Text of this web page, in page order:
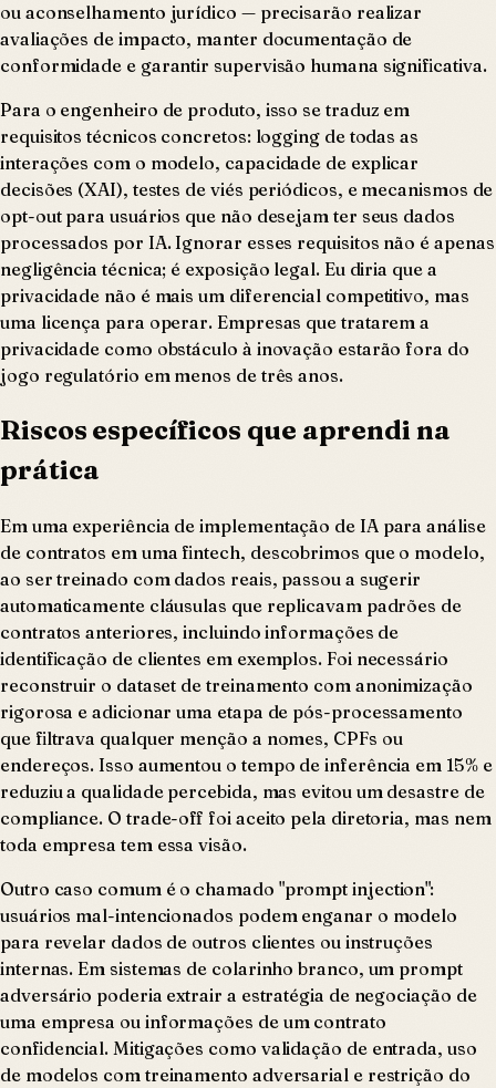
ou aconselhamento jurídico — precisarão realizar
avaliações de impacto, manter documentação de
conformidade e garantir supervisão humana significativa.
Para o engenheiro de produto, isso se traduz em
requisitos técnicos concretos: logging de todas as
interações com o modelo, capacidade de explicar
decisões (XAI), testes de viés periódicos, e mecanismos de
opt-out para usuários que não desejam ter seus dados
processados por IA. Ignorar esses requisitos não é apenas
negligência técnica; é exposição legal. Eu diria que a
privacidade não é mais um diferencial competitivo, mas
uma licença para operar. Empresas que tratarem a
privacidade como obstáculo à inovação estarão fora do
jogo regulatório em menos de três anos.
Riscos específicos que aprendi na
prática
Em uma experiência de implementação de IA para análise
de contratos em uma fintech, descobrimos que o modelo,
ao ser treinado com dados reais, passou a sugerir
automaticamente cláusulas que replicavam padrões de
contratos anteriores, incluindo informações de
identificação de clientes em exemplos. Foi necessário
reconstruir o dataset de treinamento com anonimização
rigorosa e adicionar uma etapa de pós-processamento
que filtrava qualquer menção a nomes, CPFs ou
endereços. Isso aumentou o tempo de inferência em 15% e
reduziu a qualidade percebida, mas evitou um desastre de
compliance. O trade-off foi aceito pela diretoria, mas nem
toda empresa tem essa visão.
Outro caso comum é o chamado "prompt injection":
usuários mal-intencionados podem enganar o modelo
para revelar dados de outros clientes ou instruções
internas. Em sistemas de colarinho branco, um prompt
adversário poderia extrair a estratégia de negociação de
uma empresa ou informações de um contrato
confidencial. Mitigações como validação de entrada, uso
de modelos com treinamento adversarial e restrição do